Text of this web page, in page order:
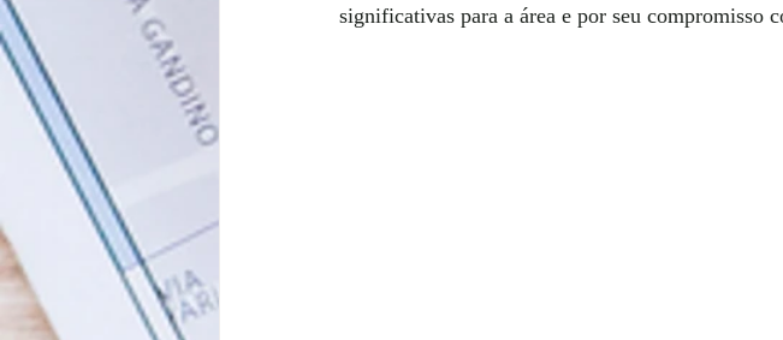
significativas para a área e por seu compromisso